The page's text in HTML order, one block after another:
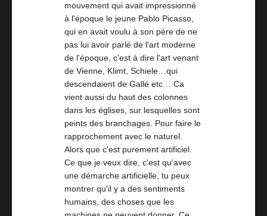
mouvement qui avait impressionné
à l'époque le jeune Pablo Picasso,
qui en avait voulu à son père de ne
pas lui avoir parlé de l'art moderne
de l'époque, c'est à dire l'art venant
de Vienne, Klimt, Schiele…qui
descendaient de Gallé etc… Ca
vient aussi du haut des colonnes
dans les églises, sur lesquelles sont
peints des branchages. Pour faire le
rapprochement avec le naturel.
Alors que c'est purement artificiel.
Ce que je veux dire, c'est qu'avec
une démarche artificielle, tu peux
montrer qu'il y a des sentiments
humains, des choses que les